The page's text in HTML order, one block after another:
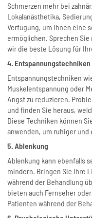
Schmerzen mehr bei
Lokalanästhetika,
Verfügung, um Ihnen eine
ermöglichen. Sprechen
wir die beste Lösung für
4. Entspannungstechniken
Entspannungstechniken
Muskelentspannung oder
Angst zu reduzieren.
und finden Sie heraus,
Diese Techniken können
anwenden, um ruhiger und
5. Ablenkung
Ablenkung kann ebenfalls
mindern. Bringen Sie Ihre
während der Behandlung
bieten auch Fernseher
Patienten während der